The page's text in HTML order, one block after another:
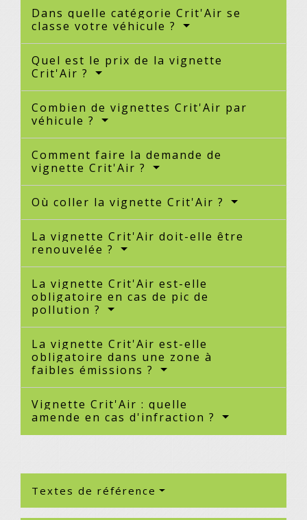
Dans quelle catégorie Crit'Air se
classe votre véhicule ?
Quel est le prix de la vignette
Crit'Air ?
Combien de vignettes Crit'Air par
véhicule ?
Comment faire la demande de
vignette Crit'Air ?
Où coller la vignette Crit'Air ?
La vignette Crit'Air doit-elle être
renouvelée ?
La vignette Crit'Air est-elle
obligatoire en cas de pic de
pollution ?
La vignette Crit'Air est-elle
obligatoire dans une zone à
faibles émissions ?
Vignette Crit'Air : quelle
amende en cas d'infraction ?
Textes de référence